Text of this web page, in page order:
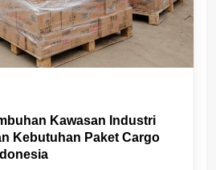
Kawasan Industri
Kebutuhan Paket Cargo